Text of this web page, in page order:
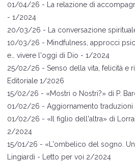
01/04/26 -
La relazione di
- 1/2024
20/03/26 -
La conversazione
10/03/26 - Mindfulness, approcci
e… vivere l'oggi di Dio - 1/2024
25/02/26 - Senso della vita, felicità e
Editoriale 1/2026
15/02/26 - «Mostri o Nostri?» di P.
01/02/26 - Aggiornamento traduzioni
01/02/26 - « Il figlio dell'altra» di
2/2024
15/01/26 - « 'ombelico del sogno.
Lingiardi - Letto per voi 2/2024